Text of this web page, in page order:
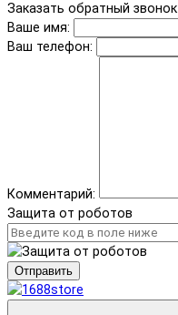
Заказать обратный звонок
Ваше имя:
Ваш телефон:
Комментарий:
Защита от роботов
Отправить